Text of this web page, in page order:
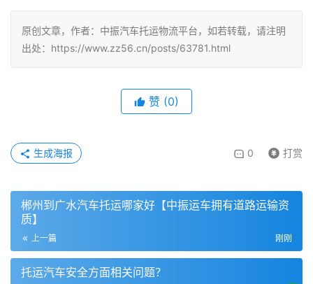
原创文章，作者：中振汽车托运物流平台，如若转载，请注明
出处：https://www.zz56.cn/posts/63781.html
赞 (0)
0 打赏
生成海报
郴州到广水汽车托运哪家好【中振运车拥有道路运输资
质】
上一篇 刚刚
托运汽车安全方面相关问题？